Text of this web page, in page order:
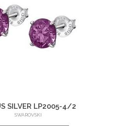
SILVER LP2005-4/2
SWAROVSKI